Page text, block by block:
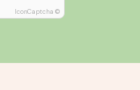
IconCaptcha ©